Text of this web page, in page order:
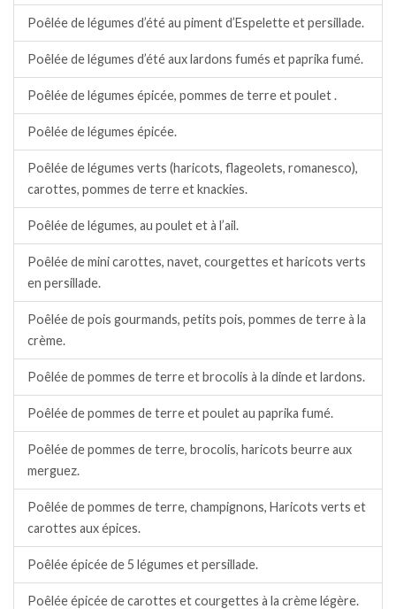
Poêlée de légumes d’été au piment d’Espelette et persillade.
Poêlée de légumes d’été aux lardons fumés et paprika fumé.
Poêlée de légumes épicée, pommes de terre et poulet .
Poêlée de légumes épicée.
Poêlée de légumes verts (haricots, flageolets, romanesco),
carottes, pommes de terre et knackies.
Poêlée de légumes, au poulet et à l’ail.
Poêlée de mini carottes, navet, courgettes et haricots verts
en persillade.
Poêlée de pois gourmands, petits pois, pommes de terre à la
crème.
Poêlée de pommes de terre et brocolis à la dinde et lardons.
Poêlée de pommes de terre et poulet au paprika fumé.
Poêlée de pommes de terre, brocolis, haricots beurre aux
merguez.
Poêlée de pommes de terre, champignons, Haricots verts et
carottes aux épices.
Poêlée épicée de 5 légumes et persillade.
Poêlée épicée de carottes et courgettes à la crème légère.